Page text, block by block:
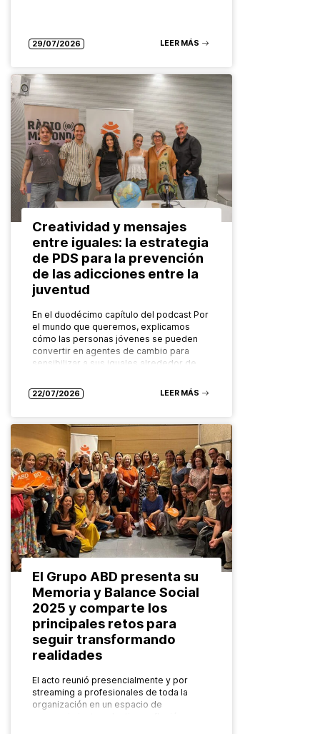
29/07/2026 LEER MÁS
Creatividad y mensajes
entre iguales: la estrategia
de PDS para la prevención
de las adicciones entre la
juventud
En el duodécimo capítulo del podcast Por
el mundo que queremos, explicamos
cómo las personas jóvenes se pueden
convertir en agentes de cambio para
sensibilizar a sus iguales alrededor de…
22/07/2026 LEER MÁS
El Grupo ABD presenta su
Memoria y Balance Social
2025 y comparte los
principales retos para
seguir transformando
realidades
El acto reunió presencialmente y por
streaming a profesionales de toda la
organización en un espacio de